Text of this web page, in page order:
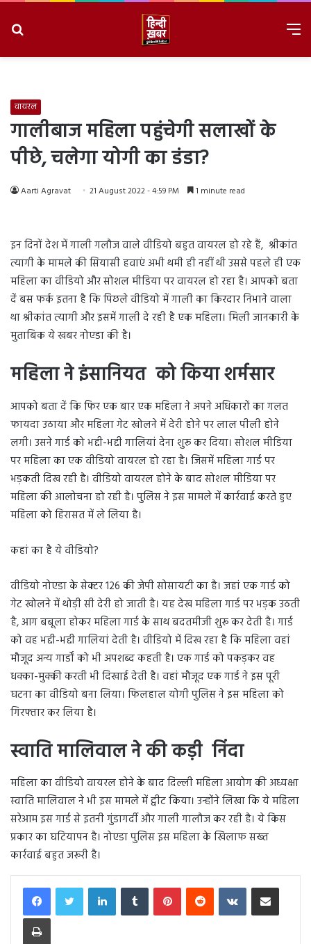
वायरल
गालीबाज महिला पहुंचेगी सलाखों के
पीछे, चलेगा योगी का डंडा?
Aarti Agravat 21 August 2022 - 4:59 PM 1 minute read
इन दिनों देश में गाली गलौज वाले वीडियो बहुत वायरल हो रहे हैं, श्रीकांत
त्यागी के मामले की सियासी हवाएं अभी थमी ही नहीं थी उससे पहले ही एक
महिला का वीडियो और सोशल मीडिया पर वायरल हो रहा है। आपको बता
दें बस फर्क इतना है कि पिछले वीडियो में गाली का किरदार निभाने वाला
था श्रीकांत त्यागी और इसमें गाली दे रही है एक महिला। मिली जानकारी के
मुताबिक ये खबर नोएडा की है।
महिला ने इंसानियत को किया शर्मसार
आपको बता दें कि फिर एक बार एक महिला ने अपने अधिकारों का गलत
फायदा उठाया और महिला गेट खोलने में देरी होने पर लाल पीली होने
लगी। उसने गार्ड को भद्दी-भद्दी गालियां देना शुरू कर दिया। सोशल मीडिया
पर महिला का एक वीडियो वायरल हो रहा है। जिसमें महिला गार्ड पर
भड़कती दिख रही है। वीडियो वायरल होने के बाद सोशल मीडिया पर
महिला की आलोचना हो रही है। पुलिस ने इस मामले में कार्रवाई करते हुए
महिला को हिरासत में ले लिया है।
कहां का है ये वीडियो?
वीडियो नोएडा के सेक्टर 126 की जेपी सोसायटी का है। जहां एक गार्ड को
गेट खोलने में थोड़ी सी देरी हो जाती है। यह देख महिला गार्ड पर भड़क उठती
है, आग बबूला होकर महिला गार्ड के साथ बदतमीजी शुरू कर देती है। गार्ड
को वह भद्दी-भद्दी गालियां देती है। वीडियो में दिख रहा है कि महिला वहां
मौजूद अन्य गार्डों को भी अपशब्द कहती है। एक गार्ड को पकड़कर वह
धक्का-मुक्की करती भी दिखाई देती है। वहां मौजूद एक गार्ड ने इस पूरी
घटना का वीडियो बना लिया। फिलहाल योगी पुलिस ने इस महिला को
गिरफ्तार कर लिया है।
स्वाति मालिवाल ने की कड़ी निंदा
महिला का वीडियो वायरल होने के बाद दिल्ली महिला आयोग की अध्यक्षा
स्वाति मालिवाल ने भी इस मामले में ट्वीट किया। उन्होंने लिखा कि ये महिला
सरेआम इस गार्ड से इतनी गुंडागर्दी और गाली गालौज कर रही है। ये किस
प्रकार का घटियापन है। नोएडा पुलिस इस महिला के खिलाफ सख्त
कार्रवाई बहुत जरूरी है।
LinkedInTumblr PinterestReddit VKontakteShare via Email
Print